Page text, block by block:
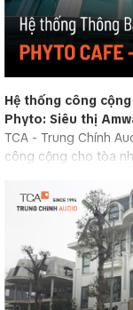
Hệ thống công
Phyto: Siêu thị
TCA - Trung Chính
công cộng cho tòa